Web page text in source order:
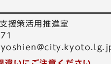
援策活用推進室